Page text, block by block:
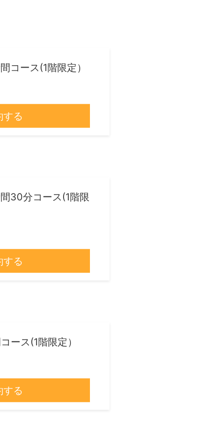
ース(1階限定）
する
30分コース(1階限
する
ス(1階限定）
する